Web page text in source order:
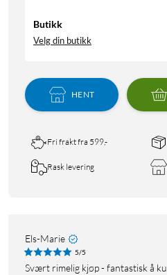
Butikk
Velg din butikk
HENT
Fri frakt fra 599,-
Rask levering
Els-Marie
5/5
Svært rimelig kjøp - fantastisk å kunne lade flere enheter raskt